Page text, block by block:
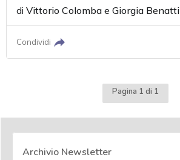
diVittorio Colomba eGiorgia Benatti
Condividi
Pagina 1 di 1
Archivio Newsletter